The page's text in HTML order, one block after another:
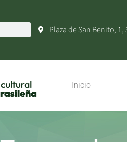
Plaza de San Benito,
Inicio